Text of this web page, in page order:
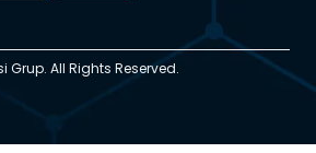
Grup. All Rights Reserved.